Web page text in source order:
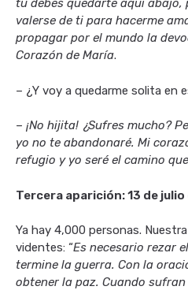
tú debes quedarte aquí abajo,
valerse de ti para hacerme
propagar por el mundo la
Corazón de María.
– ¿Y voy a quedarme solita en
– ¡No hijita! ¿Sufres mucho?
yo no te abandonaré. Mi
refugio y yo seré el camino
Tercera aparición: 13 de julio
Ya hay 4,000 personas.
videntes: “Es necesario rezar
termine la guerra. Con la
obtener la paz. Cuando sufran